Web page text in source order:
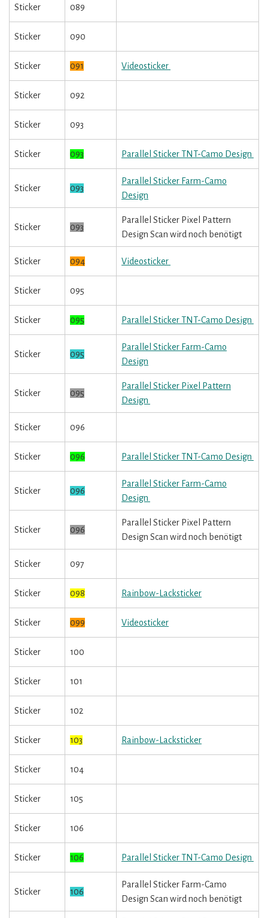
Sticker 089
Sticker 090
Sticker 091 Videosticker
Sticker 092
Sticker 093
Sticker 093 Parallel Sticker TNT-Camo Design
Sticker 093
Parallel Sticker Farm-Camo
Design
Sticker 093
Parallel Sticker Pixel Pattern
Design Scan wird noch benötigt
Sticker 094 Videosticker
Sticker 095
Sticker 095 Parallel Sticker TNT-Camo Design
Sticker 095
Parallel Sticker Farm-Camo
Design
Sticker 095
Parallel Sticker Pixel Pattern
Design
Sticker 096
Sticker 096 Parallel Sticker TNT-Camo Design
Sticker 096
Parallel Sticker Farm-Camo
Design
Sticker 096
Parallel Sticker Pixel Pattern
Design Scan wird noch benötigt
Sticker 097
Sticker 098 Rainbow-Lacksticker
Sticker 099 Videosticker
Sticker 100
Sticker 101
Sticker 102
Sticker 103 Rainbow-Lacksticker
Sticker 104
Sticker 105
Sticker 106
Sticker 106 Parallel Sticker TNT-Camo Design
Sticker 106
Parallel Sticker Farm-Camo
Design Scan wird noch benötigt